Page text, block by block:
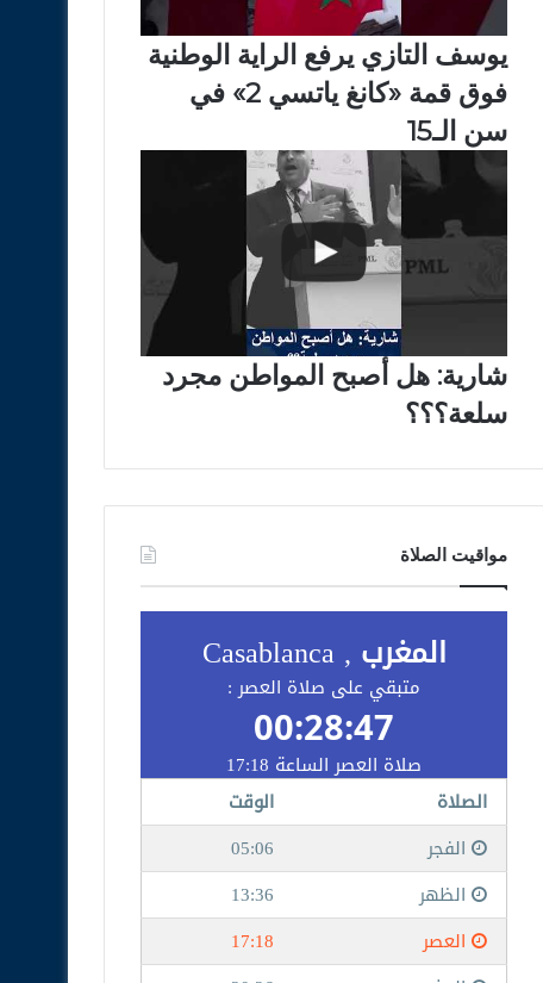
يوسف التازي يرفع الراية الوطنية
فوق قمة «كانغ ياتسي 2» في
سن الـ15
شارية: هل أصبح المواطن مجرد
سلعة؟؟؟
مواقيت الصلاة